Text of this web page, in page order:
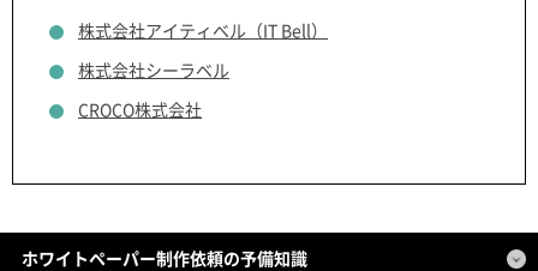
株式会社アイティベル（IT Bell）
株式会社シーラベル
CROCO株式会社
ホワイトペーパー制作依頼の予備知識